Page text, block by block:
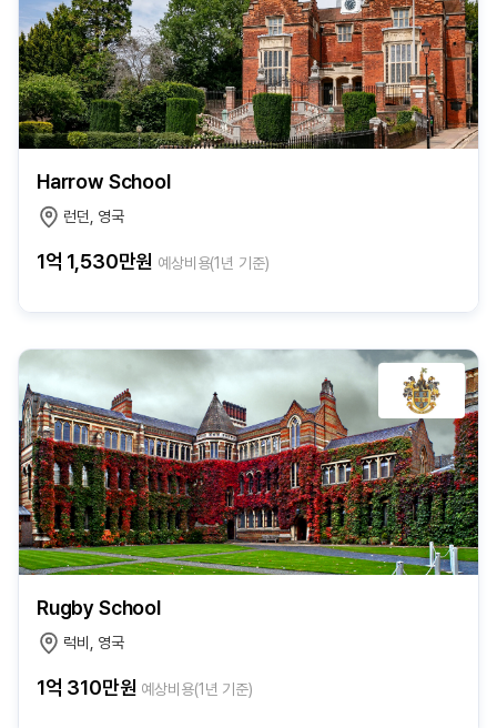
Harrow School
런던, 영국
1억 1,530만원 예상비용(1년 기준)
Rugby School
럭비, 영국
1억 310만원 예상비용(1년 기준)